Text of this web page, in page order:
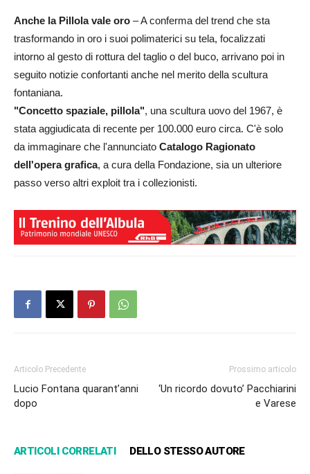
Anche la Pillola vale oro – A conferma del trend che sta
trasformando in oro i suoi polimaterici su tela, focalizzati
intorno al gesto di rottura del taglio o del buco, arrivano poi in
seguito notizie confortanti anche nel merito della scultura
fontaniana.
"Concetto spaziale, pillola", una scultura uovo del 1967, è
stata aggiudicata di recente per 100.000 euro circa. C'è solo
da immaginare che l'annunciato Catalogo Ragionato
dell'opera grafica, a cura della Fondazione, sia un ulteriore
passo verso altri exploit tra i collezionisti.
Articolo Precedente
Lucio Fontana quarant’anni
dopo
Prossimo articolo
‘Un ricordo dovuto’ Pacchiarini
e Varese
ARTICOLI CORRELATI DELLO STESSO AUTORE